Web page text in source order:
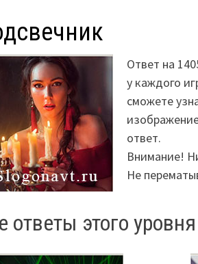
Ответ на
у каждого
сможете
ответ.
Внимание!
Не
ответы этого уровня